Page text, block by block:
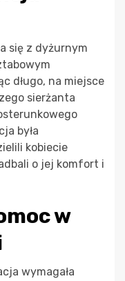
się z dyżurnym
długo, na miejsce
sierżanta
była
kobiecie
o jej komfort i
w
wymagała